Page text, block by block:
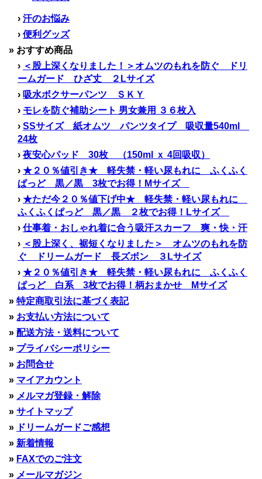
› 汗のお悩み
› 便利グッズ
» おすすめ商品
› ＜股上深くなりました！＞オムツのもれを防ぐ ドリ
ームガード ひざ丈 ２Lサイズ
› 吸水ボクサーパンツ ＳＫＹ
› モレを防ぐ補助シート 男女兼用 ３６枚入
› SSサイズ 紙オムツ パンツタイプ 吸収量540ml
24枚
› 夜安心パッド 30枚 （150ml ｘ 4回吸収）
› ★２０％値引き★ 軽失禁・軽い尿もれに ふくふく
ぱっど 黒／黒 3枚でお得！Mサイズ
› ★ただ今２０％値下げ中★ 軽失禁・軽い尿もれに
ふくふくぱっど 黒／黒 ２枚でお得！Lサイズ
› 仕事着・おしゃれ着に合う吸汗スカーフ 爽・快・汗
› ＜股上深く、裾短くなりました＞ オムツのもれを防
ぐ ドリームガード 長ズボン ３Lサイズ
› ★２０％値引き★ 軽失禁・軽い尿もれに ふくふく
ぱっど 白系 3枚でお得！柄おまかせ Mサイズ
» 特定商取引法に基づく表記
» お支払い方法について
» 配送方法・送料について
» プライバシーポリシー
» お問合せ
» マイアカウント
» メルマガ登録・解除
» サイトマップ
»
ドリームガードご感想
» 新着情報
» FAXでのご注文
» メールマガジン